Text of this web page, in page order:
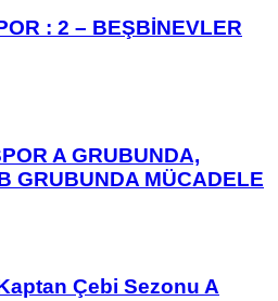
: 2 – BEŞBİNEVLER
A GRUBUNDA,
GRUBUNDA MÜCADELE
Çebi Sezonu A